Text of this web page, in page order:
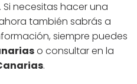
necesitas hacer una
también sabrás a
siempre puedes
o consultar en la
.